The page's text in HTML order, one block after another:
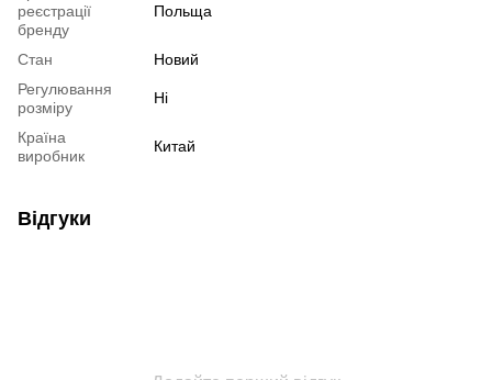
реєстрації
бренду
Польща
Стан
Новий
Регулювання
розміру
Ні
Країна
виробник
Китай
Відгуки